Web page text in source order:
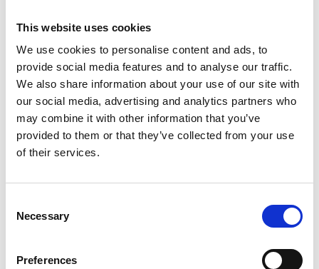
This website uses cookies
We use cookies to personalise content and ads, to
provide social media features and to analyse our traffic.
We also share information about your use of our site with
our social media, advertising and analytics partners who
may combine it with other information that you’ve
provided to them or that they’ve collected from your use
of their services.
Selection
Necessary
Preferences
kodlås men maila frisbee@tibro.se
direkt!
Efter att du har spelat lämnar du tillbaka discarna
igen, så att nästa person kan spela.
Skulle du råka kasta bort discen, swisha 100kr till 123
337 76 45
Inrediahuset har adress Brovägen 17.
Karta och scorekort
Scorekort på papper finns i lådan med lånediscar. Vill
du hellre ha en digital karta över banan och räkna
eller UDisc.